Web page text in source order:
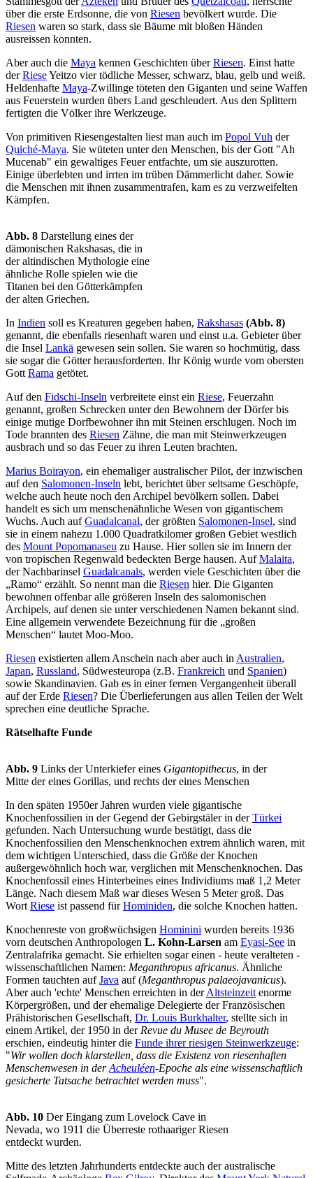
über die erste Erdsonne, die von Riesen bevölkert wurde. Die
Riesen waren so stark, dass sie Bäume mit bloßen Händen
ausreissen konnten.
Aber auch die Maya kennen Geschichten überRiesen. Einst hatte
derRieseYeitzo vier tödliche Messer, schwarz, blau, gelb und weiß.
Heldenhafte Maya-Zwillinge töteten den Giganten und seine Waffen
aus Feuerstein wurden übers Land geschleudert. Aus den Splittern
fertigten die Völker ihre Werkzeuge.
Von primitiven Riesengestalten liest man auch im Popol Vuh der
Quiché-Maya. Sie wüteten unter den Menschen, bis der Gott "Ah
Mucenab" ein gewaltiges Feuer entfachte, um sie auszurotten.
Einige überlebten und irrten im trüben Dämmerlicht daher. Sowie
die Menschen mit ihnen zusammentrafen, kam es zu verzweifelten
Kämpfen.
Abb. 8 Darstellung eines der
dämonischen Rakshasas, die in
der altindischen Mythologie eine
ähnliche Rolle spielen wie die
Titanen bei den Götterkämpfen
der alten Griechen.
In Indien soll es Kreaturen gegeben haben, Rakshasas (Abb. 8)
genannt, die ebenfalls riesenhaft waren und einst u.a. Gebieter über
die Insel Lankā gewesen sein sollen. Sie waren so hochmütig, dass
sie sogar die Götter herausforderten. Ihr König wurde vom obersten
Gott Rama getötet.
Auf den Fidschi-Inseln verbreitete einst ein Riese, Feuerzahn
genannt, großen Schrecken unter den Bewohnern der Dörfer bis
einige mutige Dorfbewohner ihn mit Steinen erschlugen. Noch im
Tode brannten des Riesen Zähne, die man mit Steinwerkzeugen
ausbrach und so das Feuer zu ihren Leuten brachten.
Marius Boirayon, ein ehemaliger australischer Pilot, der inzwischen
auf den Salomonen-Inseln lebt, berichtet über seltsame Geschöpfe,
welche auch heute noch den Archipel bevölkern sollen. Dabei
handelt es sich um menschenähnliche Wesen von gigantischem
Wuchs. Auch aufGuadalcanal, der größten Salomonen-Insel, sind
sie in einem nahezu 1.000 Quadratkilomer großen Gebiet westlich
des Mount Popomanaseu zu Hause. Hier sollen sie im Innern der
von tropischen Regenwald bedeckten Berge hausen. AufMalaita,
der Nachbarinsel Guadalcanals, werden viele Geschichten über die
„Ramo“ erzählt. So nennt man die Riesen hier. Die Giganten
bewohnen offenbar alle größeren Inseln des salomonischen
Archipels, auf denen sie unter verschiedenen Namen bekannt sind.
Eine allgemein verwendete Bezeichnung für die „großen
Menschen“ lautet Moo-Moo.
Riesen existierten allem Anschein nach aber auch in Australien,
Japan, Russland, Südwesteuropa (z.B. Frankreich und Spanien)
sowie Skandinavien. Gab es in einer fernen Vergangenheit überall
auf der Erde Riesen? Die Überlieferungen aus allen Teilen der Welt
sprechen eine deutliche Sprache.
Rätselhafte Funde
Abb. 9 Links der Unterkiefer eines Gigantopithecus, in der
Mitte der eines Gorillas, und rechts der eines Menschen
In den späten 1950er Jahren wurden viele gigantische
Knochenfossilien in der Gegend der Gebirgstäler in derTürkei
gefunden. Nach Untersuchung wurde bestätigt, dass die
Knochenfossilien den Menschenknochen extrem ähnlich waren, mit
dem wichtigen Unterschied, dass die Größe der Knochen
außergewöhnlich hoch war, verglichen mit Menschenknochen. Das
Knochenfossil eines Hinterbeines eines Individiums maß 1,2 Meter
Länge. Nach diesem Maß war dieses Wesen 5 Meter groß. Das
Wort Riese ist passend fürHominiden, die solche Knochen hatten.
Knochenreste von großwüchsigen Hominini wurden bereits 1936
vorn deutschen Anthropologen L. Kohn-Larsen am Eyasi-See in
Zentralafrika gemacht. Sie erhielten sogar einen - heute veralteten -
wissenschaftlichen Namen: Meganthropus africanus. Ähnliche
Formen tauchten aufJava auf (Meganthropus palaeojavanicus).
Aber auch 'echte' Menschen erreichten in derAltsteinzeit enorme
Körpergrößen, und der ehemalige Delegierte der Französischen
Prähistorischen Gesellschaft, Dr. Louis Burkhalter, stellte sich in
einem Artikel, der 1950 in der Revue du Musee de Beyrouth
erschien, eindeutig hinter die Funde ihrer riesigen Steinwerkzeuge:
"Wir wollen doch klarstellen, dass die Existenz von riesenhaften
Menschenwesen in derAcheuléen-Epoche als eine wissenschaftlich
gesicherte Tatsache betrachtet werden muss".
Abb. 10 Der Eingang zum Lovelock Cave in
Nevada, wo 1911 die Überreste rothaariger Riesen
entdeckt wurden.
Mitte des letzten Jahrhunderts entdeckte auch der australische